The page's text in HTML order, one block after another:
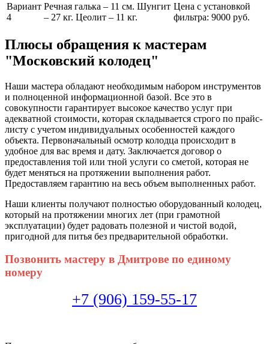
Вариант
4
Речная галька – 11 см. Шунгит
– 27 кг. Цеолит – 11 кг.
Цена с установкой
фильтра: 9000 руб.
Плюсы обращения к мастерам
"Московский колодец"
Наши мастера обладают необходимым набором инструментов
и полноценной информационной базой. Все это в
совокупности гарантирует высокое качество услуг при
адекватной стоимости, которая складывается строго по прайс-
листу с учетом индивидуальных особенностей каждого
объекта. Первоначальный осмотр колодца происходит в
удобное для вас время и дату. Заключается договор о
предоставления той или тной услуги со сметой, которая не
будет меняться на протяжении выполнения работ.
Предоставляем гарантию на весь объем выполненных работ.
Наши клиенты получают полностью оборудованный колодец,
который на протяжении многих лет (при грамотной
эксплуатации) будет радовать полезной и чистой водой,
пригодной для питья без предварительной обработки.
Позвонить мастеру в Дмитрове по единому
номеру
+7 (906) 159-55-17